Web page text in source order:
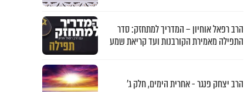
הרב רפאל אוחיון – המדריך למתחזק: סדר
התפילה מאמירת הקורבנות ועד קריאת שמע
הרב יצחק פנגר - אחרית הימים, חלק ג’